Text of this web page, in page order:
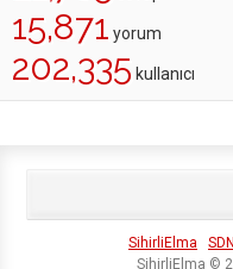
15,871 yorum
202,335 kullanıcı
SihirliElma
SihirliElma ©